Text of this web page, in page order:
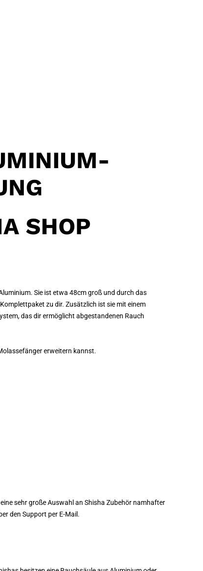
SHOP
Sie ist etwa 48cm groß und durch das
zu dir. Zusätzlich ist sie mit einem
das dir ermöglicht abgestandenen Rauch
erweitern kannst.
sehr große Auswahl an Shisha Zubehör namhafter
den Support per E-Mail.